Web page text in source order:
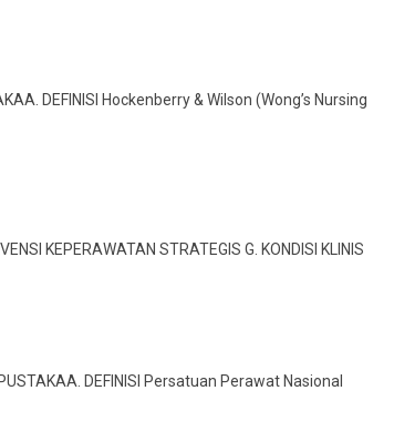
DEFINISI Hockenberry & Wilson (Wong’s Nursing
KEPERAWATAN STRATEGIS G. KONDISI KLINIS
DEFINISI Persatuan Perawat Nasional